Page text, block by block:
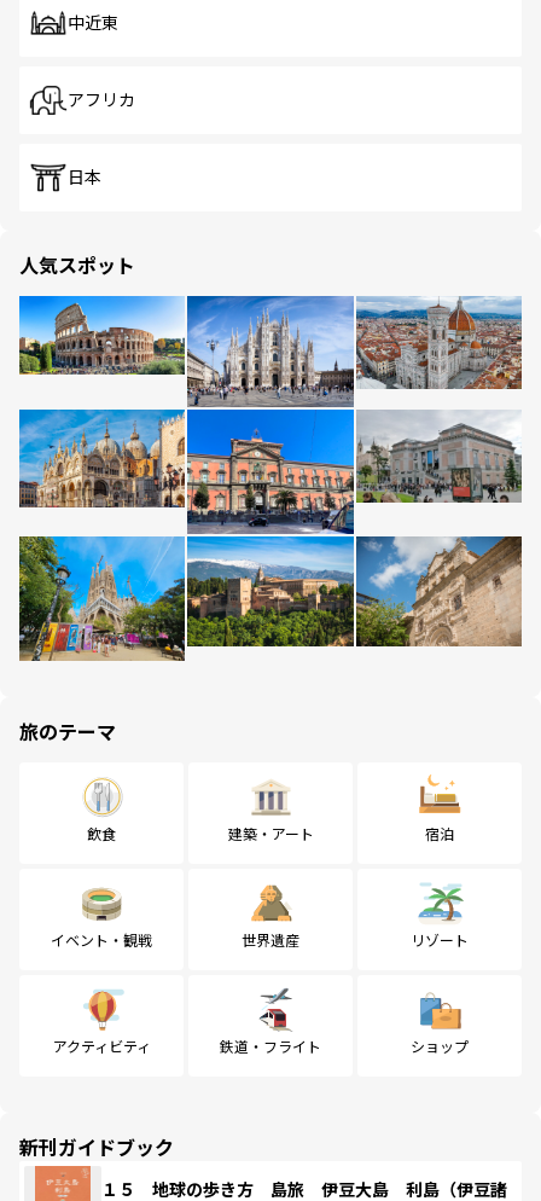
中近東
アフリカ
日本
人気スポット
旅のテーマ
飲食 建築・アート 宿泊
イベント・観戦 世界遺産 リゾート
アクティビティ 鉄道・フライト ショップ
新刊ガイドブック
１５ 地球の歩き方 島旅 伊豆大島 利島（伊豆諸